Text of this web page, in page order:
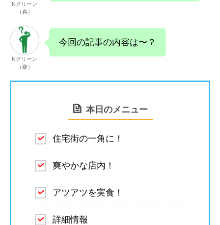
Nグリーン
（喜）
Nグリーン
（疑）
今回の記事の内容は〜？
本日のメニュー
住宅街の一角に！
爽やかな店内！
アツアツを実食！
詳細情報